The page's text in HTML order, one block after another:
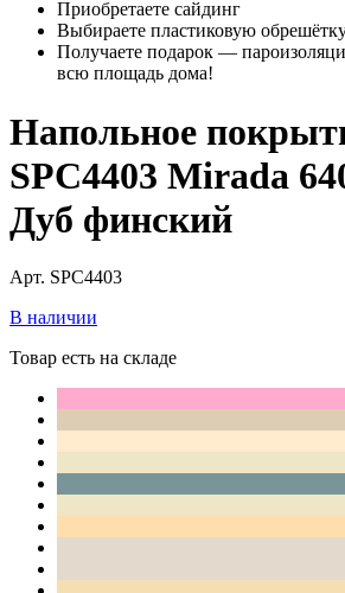
Приобретаете сайдинг
Выбираете пластиковую
Получаете подарок —
всю площадь дома!
Напольное
SPC4403 Mirada
Дуб финский
Арт. SPC4403
В наличии
Товар есть на складе